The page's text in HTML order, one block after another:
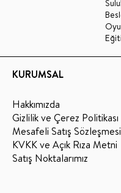
KURUMSAL
Hakkımızda
Gizlilik ve Çerez Politikası
Mesafeli Satış Sözleşmesi
KVKK ve Açık Rıza Metni
Satış Noktalarımız